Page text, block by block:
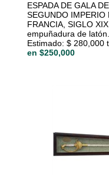
ESPADA DE GALA
SEGUNDO IMPERIO
FRANCIA, SIGLO
empuñadura de
Estimado: $ 280,000
en $250,000